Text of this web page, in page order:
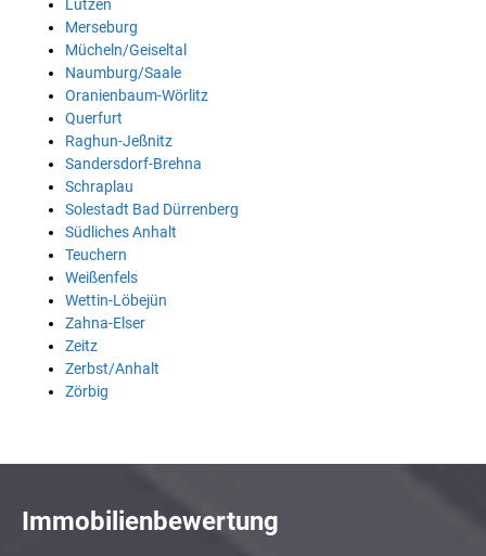
Lützen
Merseburg
Mücheln/Geiseltal
Naumburg/Saale
Oranienbaum-Wörlitz
Querfurt
Raghun-Jeßnitz
Sandersdorf-Brehna
Schraplau
Solestadt Bad Dürrenberg
Südliches Anhalt
Teuchern
Weißenfels
Wettin-Löbejün
Zahna-Elser
Zeitz
Zerbst/Anhalt
Zörbig
Immobilienbewertung